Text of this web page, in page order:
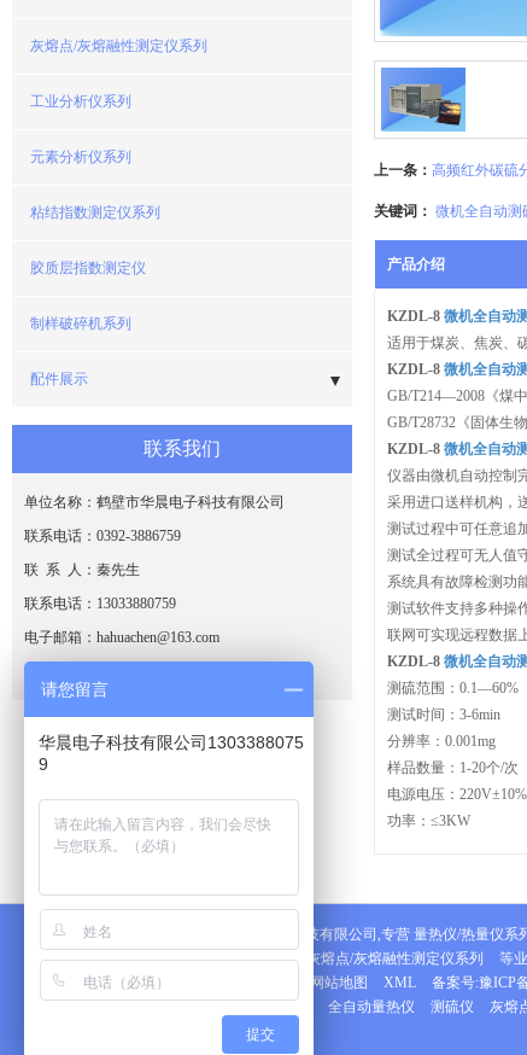
灰熔点/灰熔融性测定仪系列
工业分析仪系列
元素分析仪系列
粘结指数测定仪系列
胶质层指数测定仪
制样破碎机系列
配件展示
- 马弗炉/工业分析仪配件
- 粘结指数测定仪配件
- 元素分析仪配件
联系我们
单位名称：鹤壁市华晨电子科技有限公司
联系电话：0392-3886759
联 系 人：秦先生
联系电话：13033880759
电子邮箱：hahuachen@163.com
单位地址：鹤壁市淇滨区黎阳路
上一条： 高频红外碳硫
关键词： 微机全自动测
产品介绍
KZDL-8 微机全自动
适用于煤炭、焦炭、
KZDL-8 微机全自动
GB/T214—2008《煤
GB/T28732《固体生
KZDL-8 微机全自动
仪器由微机自动控制
采用进口送样机构，
测试过程中可任意追
测试全过程可无人值
系统具有故障检测功
测试软件支持多种操
联网可实现远程数据
KZDL-8 微机全自动
测硫范围：0.1—60%
测试时间：3-6min
分辨率：0.001mg
样品数量：1-20个/次
电源电压：220V±10%
功率：≤3KW
鹤壁市华晨电子科技有限公司,专营 量热仪/热量仪系
工业分析仪系列
灰熔点/灰熔融性测定仪系列 等
网站地图 XML 备案号:豫ICP
全自动量热仪 测硫仪 灰熔
请您留言
华晨电子科技有限公司1303388075
9
提交